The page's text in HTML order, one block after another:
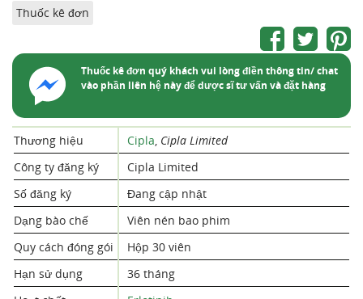
Thuốc kê đơn
Thuốc kê đơn quý khách vui lòng điền thông tin/ chat
vào phần liên hệ này để dược sĩ tư vấn và đặt hàng
Thương hiệu Cipla, Cipla Limited
Công ty đăng ký
Cipla Limited
Số đăng ký
Đang cập nhật
Dạng bào chế
Viên nén bao phim
Quy cách đóng gói
Hộp 30 viên
Hạn sử dụng
36 tháng